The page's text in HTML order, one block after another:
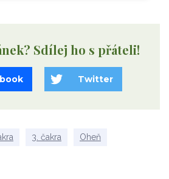
Sdílej ho s přáteli!
Twitter
3. čakra Oheň